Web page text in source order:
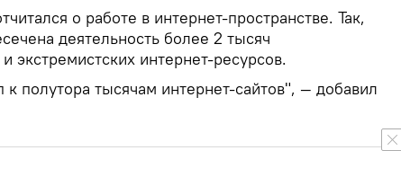
о работе в интернет-пространстве. Так,
деятельность более 2 тысяч
экстремистских интернет-ресурсов.
к полутора тысячам интернет-сайтов", — добавил